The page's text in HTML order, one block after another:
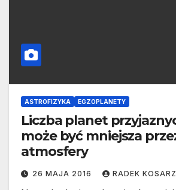
ASTROFIZYKA EGZOPLANETY
Liczba planet
może być mniejsza
atmosfery
26 MAJA 2016 RADEK